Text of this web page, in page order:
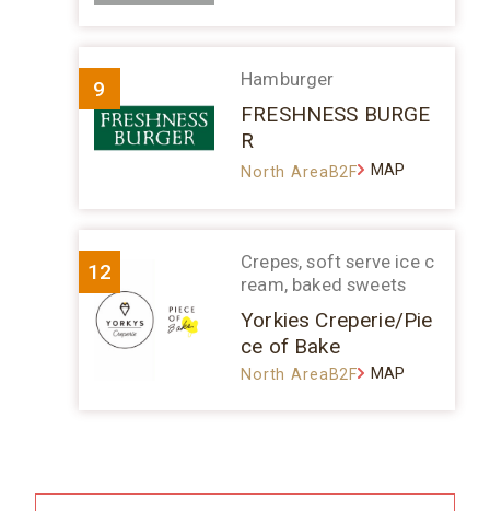
9 Hamburger
FRESHNESS BURGE
R
North AreaB2F MAP
12
Crepes, soft serve ice c
ream, baked sweets
Yorkies Creperie/Pie
ce of Bake
North AreaB2F MAP